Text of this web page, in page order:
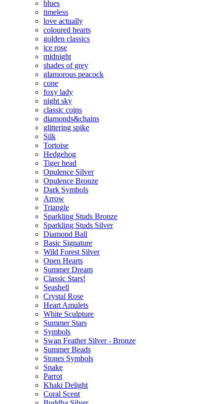
blues
timeless
love actually
coloured hearts
golden classics
ice rose
midnight
shades of grey
glamorous peacock
cone
foxy lady
night sky
classic coins
diamonds&chains
glittering spike
Silk
Tortoise
Hedgehog
Tiger head
Opulence Silver
Opulence Bronze
Dark Symbols
Arrow
Triangle
Sparkling Studs Bronze
Sparkling Studs Silver
Diamond Ball
Basic Signature
Wild Forest Silver
Open Hearts
Summer Dream
Classic Stars!
Seashell
Crystal Rose
Heart Amulets
White Sculpture
Summer Stars
Symbols
Swan Feather Silver - Bronze
Summer Beads
Stones Symbols
Snake
Parrot
Khaki Delight
Coral Scent